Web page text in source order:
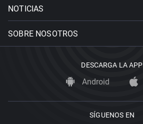
NOTICIAS
SOBRE NOSOTROS
DESCARGA LA APP
Android
SÍGUENOS EN